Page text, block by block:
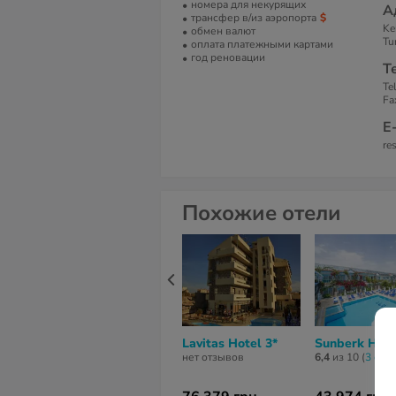
номера для некурящих
трансфер в/из аэропорта
обмен валют
оплата платежными картами
год реновации
Похожие отели
Lavitas Hotel 3*
нет отзывов
Sunberk
6,4 из 10 (3